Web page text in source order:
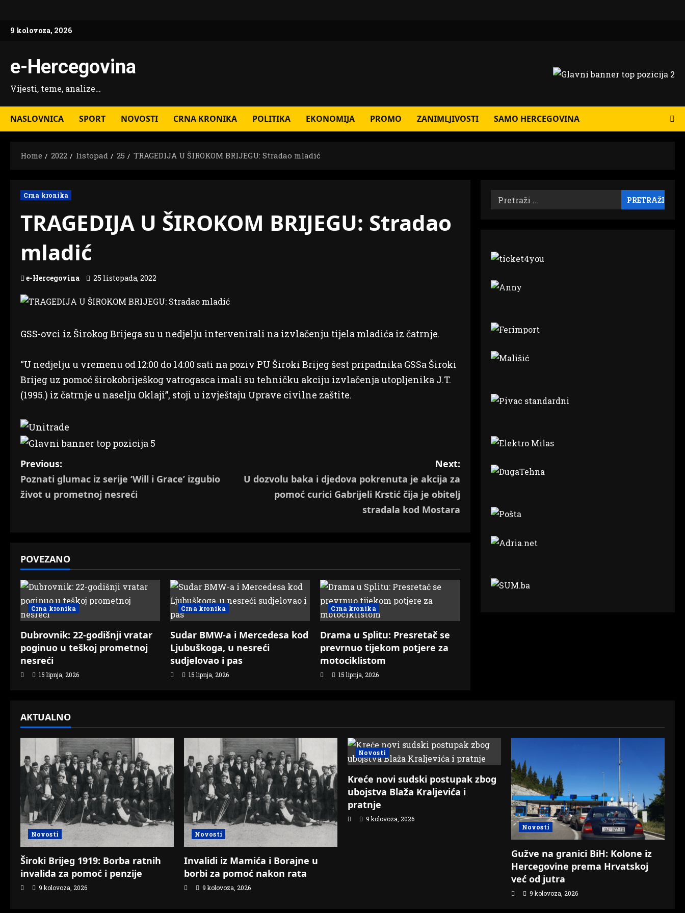
content
9 kolovoza, 2026
e-Hercegovina
Vijesti, teme, analize…
NASLOVNICA SPORT NOVOSTI CRNA KRONIKA POLITIKA EKONOMIJA PROMO ZANIMLJIVOSTI SAMO HERCEGOVINA
Home 2022 listopad 25 TRAGEDIJA U ŠIROKOM BRIJEGU: Stradao mladić
Crna kronika
TRAGEDIJA U ŠIROKOM BRIJEGU: Stradao
mladić
e-Hercegovina 25 listopada, 2022
GSS-ovci iz Širokog Brijega su u nedjelju intervenirali na izvlačenju tijela mladića iz čatrnje.
“U nedjelju u vremenu od 12:00 do 14:00 sati na poziv PU Široki Brijeg šest pripadnika GSSa Široki
Brijeg uz pomoć širokobriješkog vatrogasca imali su tehničku akciju izvlačenja utopljenika J.T.
(1995.) iz čatrnje u naselju Oklaji”, stoji u izvještaju Uprave civilne zaštite.
P
o
n
a
v
i
g
a
t
o
n
Previous:
Poznati glumac iz serije ‘Will i Grace’ izgubio
život u prometnoj nesreći
Next:
U dozvolu baka i djedova pokrenuta je akcija za
pomoć curici Gabrijeli Krstić čija je obitelj
stradala kod Mostara
POVEZANO
Crna kronika
Dubrovnik: 22-godišnji vratar
poginuo u teškoj prometnoj
nesreći
15 lipnja, 2026
Crna kronika
Sudar BMW-a i Mercedesa kod
Ljubuškoga, u nesreći
sudjelovao i pas
15 lipnja, 2026
Crna kronika
Drama u Splitu: Presretač se
prevrnuo tijekom potjere za
motociklistom
15 lipnja, 2026
Pretraži:
AKTUALNO
Novosti
Široki Brijeg 1919: Borba ratnih
invalida za pomoć i penzije
9 kolovoza, 2026
Novosti
Invalidi iz Mamića i Borajne u
borbi za pomoć nakon rata
9 kolovoza, 2026
Novosti
Kreće novi sudski postupak zbog
ubojstva Blaža Kraljevića i
pratnje
9 kolovoza, 2026
Novosti
Gužve na granici BiH: Kolone iz
Hercegovine prema Hrvatskoj
već od jutra
9 kolovoza, 2026